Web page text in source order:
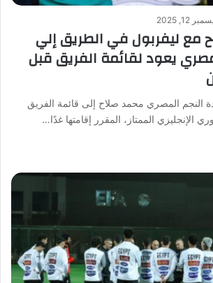
12, 2025
مع ليفربول في الطريق إلي
يعود لقائمة الفريق قبل
النجم المصري محمد صلاح إلى قائمة الفريق
الإنجليزي الممتاز، المقرر إقامتها غدًا…